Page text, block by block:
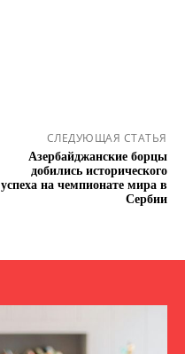
СЛЕДУЮЩАЯ СТАТЬЯ
Азербайджанские борцы
добились исторического
успеха на чемпионате мира в
Сербии